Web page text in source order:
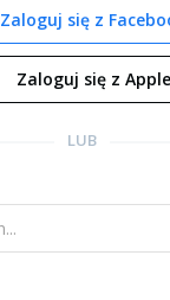
Zaloguj się z
Zaloguj się z Apple
LUB